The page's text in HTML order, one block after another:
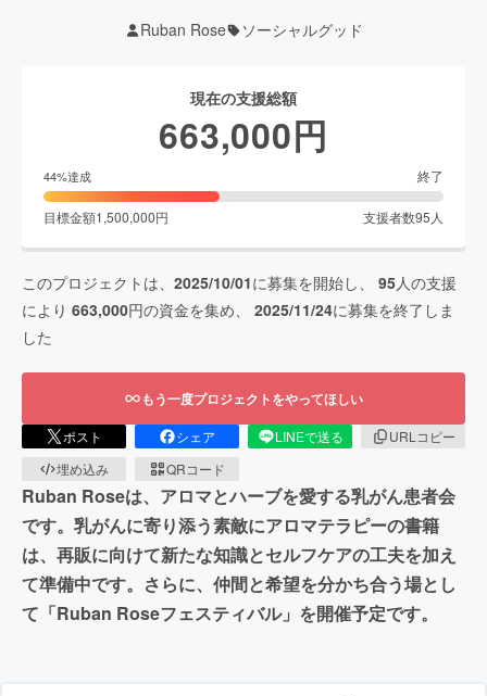
Ruban Rose ソーシャルグッド
現在の支援総額
663,000円
44%達成 終了
目標金額1,500,000円 支援者数95 人
このプロジェクトは、 2025/10/01に募集を開始し、 95人の支援
により 663,000円の資金を集め、 2025/11/24に募集を終了しま
した
もう一度プロジェクトをやってほしい
ポスト シェア LINEで送る
URLコピー
埋め込み
QRコード
Ruban Roseは、アロマとハーブを愛する乳がん患者会
です。乳がんに寄り添う素敵にアロマテラピーの書籍
は、再販に向けて新たな知識とセルフケアの工夫を加え
て準備中です。さらに、仲間と希望を分かち合う場とし
て「Ruban Roseフェスティバル」を開催予定です。